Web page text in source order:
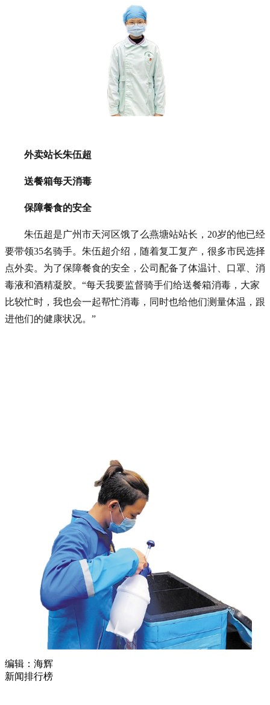
外卖站长朱伍超
送餐箱每天消毒
保障餐食的安全
朱伍超是广州市天河区饿了么燕塘站站长，20岁的他已经
要带领35名骑手。朱伍超介绍，随着复工复产，很多市民选择
点外卖。为了保障餐食的安全，公司配备了体温计、口罩、消
毒液和酒精凝胶。“每天我要监督骑手们给送餐箱消毒，大家
比较忙时，我也会一起帮忙消毒，同时也给他们测量体温，跟
进他们的健康状况。”
编辑：海辉
新闻排行榜